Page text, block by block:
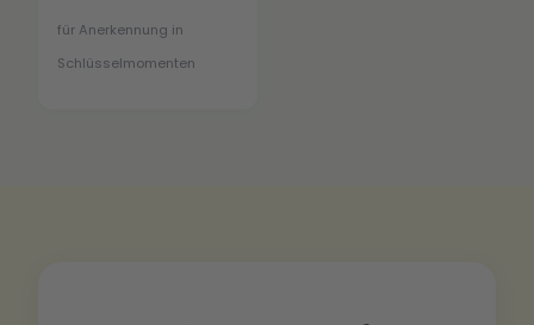
für Anerkennung in
Schlüsselmomenten